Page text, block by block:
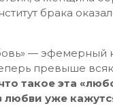
брака
— эфемерный
превыше
такое эта
любви уже